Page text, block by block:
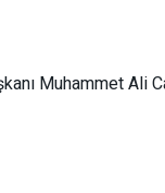
Muhammet Ali